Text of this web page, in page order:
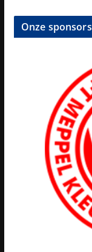
Onze sponsors